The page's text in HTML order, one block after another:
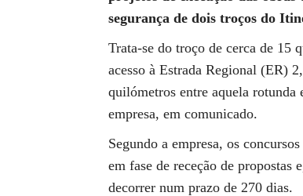
segurança de dois troços do
Trata-se do troço de cerca de 15
acesso à Estrada Regional (ER)
quilómetros entre aquela rotunda
empresa, em comunicado.
Segundo a empresa, os
em fase de receção de propostas
decorrer num prazo de 270 dias.